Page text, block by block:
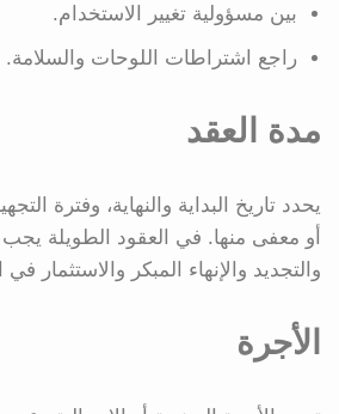
بين مسؤولية تغيير الاستخدام.
راجع اشتراطات اللوحات والسلامة.
مدة العقد
يحدد تاريخ البداية والنهاية، وفترة
أو معفى منها. في العقود الطويلة
والتجديد والإنهاء المبكر والاستثمار
الأجرة